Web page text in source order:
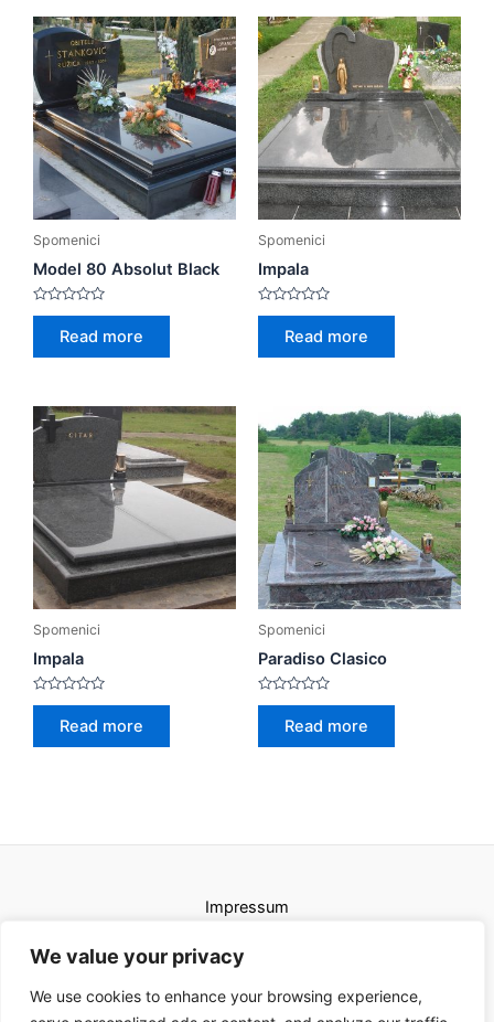
We value your privacy
We use cookies to enhance your browsing experience,
Spomenici
Model 80 Absolut Black
Rated
Read more
Spomenici
Impala
Rated
Read more
Spomenici
Impala
Rated
Read more
Spomenici
Paradiso Clasico
Rated
Read more
Impressum